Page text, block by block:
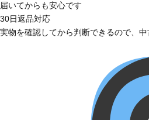
届いてからも安心です
30日返品対応
実物を確認してから判断できるので、